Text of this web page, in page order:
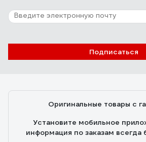
Подписаться
Оригинальные товары с
Установите мобильное
информация по заказам всегда